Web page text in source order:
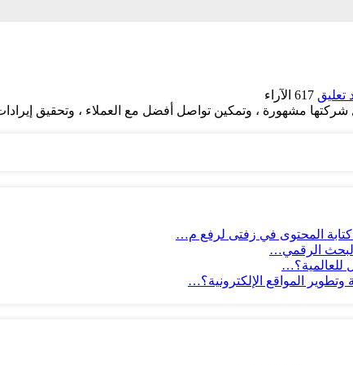
تعليق 617 الآراء
مشهورة ، وتمكين تواصل أفضل مع العملاء ، وتحقيق
المحتوى في زفتى لرفع م…
للعالمية؟…
المواقع الإلكترونية؟…